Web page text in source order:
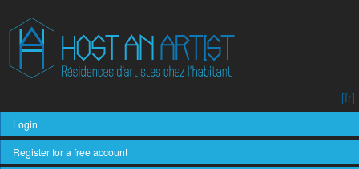
Login
Register for a free account
[fr]